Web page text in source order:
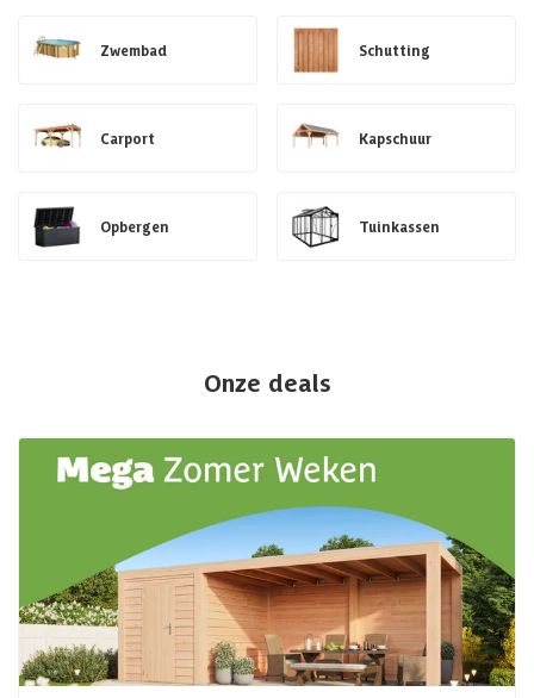
Zwembad Schutting
Carport Kapschuur
Opbergen Tuinkassen
Onze deals